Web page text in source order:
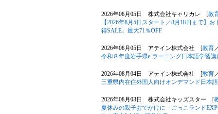
2026年08月05日 株式会社キャリカレ [教
【2026年8月5日スタート／8月18日まで】
得SALE」最大71％OFF
2026年08月05日 アテイン株式会社 [教育
令和８年度岩手県e-ラーニング日本語学習
2026年08月04日 アテイン株式会社 [教育
三重県内在住外国人向けオンデマンド日本
2026年08月03日 株式会社キッズスター [
夏休みの親子おでかけに「ごっこランド